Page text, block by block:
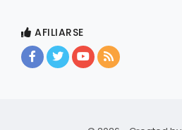
AFILIARSE